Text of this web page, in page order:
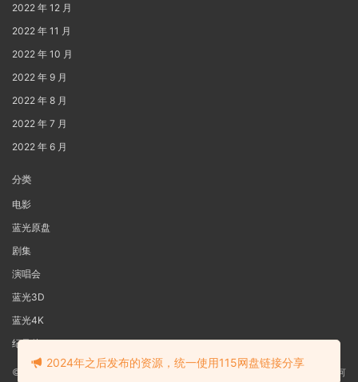
2022 年 12 月
2022 年 11 月
2022 年 10 月
2022 年 9 月
2022 年 8 月
2022 年 7 月
2022 年 6 月
分类
电影
蓝光原盘
剧集
演唱会
蓝光3D
蓝光4K
纪录片
©2022 蓝光电影网本站资源来源于网络用户网盘投稿，本站服务器不储存任何
2024年之后发布的资源，统一使用115网盘链接分享